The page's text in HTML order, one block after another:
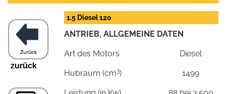
zurück
1.5 Diesel 120
ANTRIEB, ALLGEMEINE DATEN
Art des Motors Diesel
Hubraum (cm3) 1499